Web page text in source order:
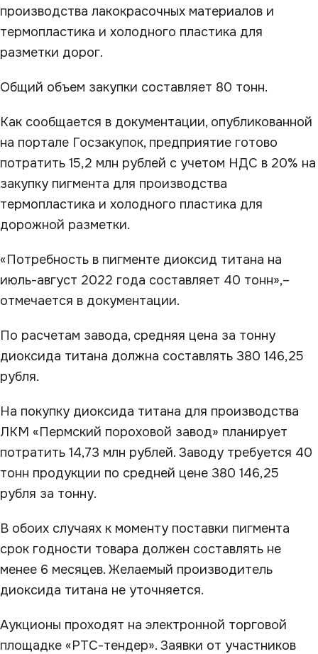
производства лакокрасочных материалов и
термопластика и холодного пластика для
разметки дорог.
Общий объем закупки составляет 80 тонн.
Как сообщается в документации, опубликованной
на портале Госзакупок, предприятие готово
потратить 15,2 млн рублей с учетом НДС в 20% на
закупку пигмента для производства
термопластика и холодного пластика для
дорожной разметки.
«Потребность в пигменте диоксид титана на
июль-август 2022 года составляет 40 тонн»,–
отмечается в документации.
По расчетам завода, средняя цена за тонну
диоксида титана должна составлять 380 146,25
рубля.
На покупку диоксида титана для производства
ЛКМ «Пермский пороховой завод» планирует
потратить 14,73 млн рублей. Заводу требуется 40
тонн продукции по средней цене 380 146,25
рубля за тонну.
В обоих случаях к моменту поставки пигмента
срок годности товара должен составлять не
менее 6 месяцев. Желаемый производитель
диоксида титана не уточняется.
Аукционы проходят на электронной торговой
площадке «РТС-тендер». Заявки от участников